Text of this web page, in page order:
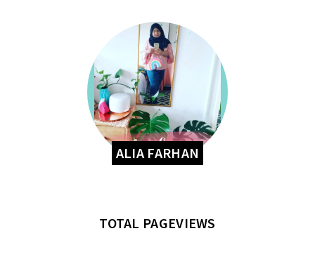
ALIA FARHAN
TOTAL PAGEVIEWS